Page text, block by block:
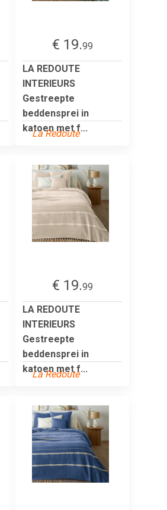
€ 19.99
LA REDOUTE
INTERIEURS
Gestreepte
beddensprei in
katoen met f...
La Redoute
€ 19.99
LA REDOUTE
INTERIEURS
Gestreepte
beddensprei in
katoen met f...
La Redoute